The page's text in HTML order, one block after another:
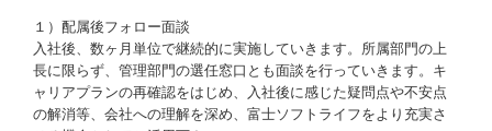
１）配属後フォロー面談
入社後、数ヶ月単位で継続的に実施していきます。所属部門の上
長に限らず、管理部門の選任窓口とも面談を行っていきます。キ
ャリアプランの再確認をはじめ、入社後に感じた疑問点や不安点
の解消等、会社への理解を深め、富士ソフトライフをより充実さ